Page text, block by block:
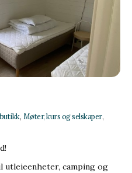
, Møter, kurs og selskaper,
camping og